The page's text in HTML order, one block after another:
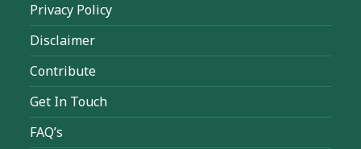
Privacy Policy
Disclaimer
Contribute
Get In Touch
FAQ’s